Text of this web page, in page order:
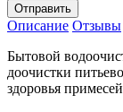
Отправить
Описание Отзывы
Бытовой
доочистки
здоровья